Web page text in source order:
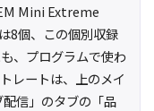
Mini Extreme
8個、この個別収録
、プログラムで使わ
レートは、上のメイ
信」のタブの「品